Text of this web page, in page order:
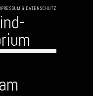
& DATENSCHUTZ